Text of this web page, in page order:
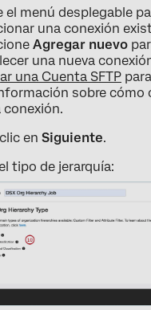
el menú desplegable
una conexión
Agregar nuevo
una nueva
una Cuenta SFTP
sobre cómo
conexión.
en Siguiente.
tipo de jerarquía: